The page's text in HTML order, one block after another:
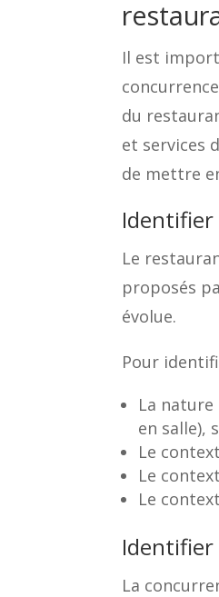
Il est
du
et services
de mettre
Identifier
Le
proposés
évolue.
Pour
La
en salle),
Le
Le
Le
La